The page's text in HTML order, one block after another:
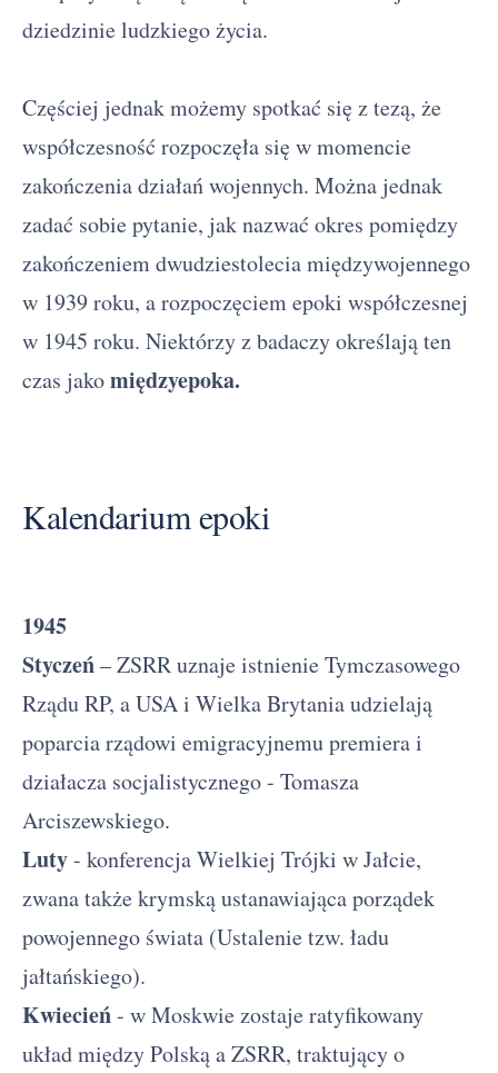
dziedzinie ludzkiego życia.
Częściej jednak możemy spotkać się z tezą, że
współczesność rozpoczęła się w momencie
zakończenia działań wojennych. Można jednak
zadać sobie pytanie, jak nazwać okres pomiędzy
zakończeniem dwudziestolecia międzywojennego
w 1939 roku, a rozpoczęciem epoki współczesnej
w 1945 roku. Niektórzy z badaczy określają ten
czas jakomiędzyepoka.
Kalendarium epoki
1945
Styczeń– ZSRR uznaje istnienie Tymczasowego
Rządu RP, a USA i Wielka Brytania udzielają
poparcia rządowi emigracyjnemu premiera i
działacza socjalistycznego - Tomasza
Arciszewskiego.
Luty- konferencja Wielkiej Trójki w Jałcie,
zwana także krymską ustanawiająca porządek
powojennego świata (Ustalenie tzw. ładu
jałtańskiego).
Kwiecień- w Moskwie zostaje ratyfikowany
układ między Polską a ZSRR, traktujący o